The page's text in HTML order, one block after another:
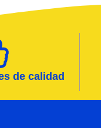
de calidad